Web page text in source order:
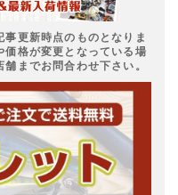
更新時点のものとなりま
価格が変更となっている場
までお問合わせ下さい。